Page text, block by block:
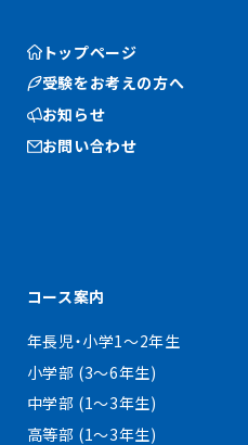
トップページ
受験をお考えの方へ
お知らせ
お問い合わせ
コース案内
年長児・小学1〜2年生
小学部 (3〜6年生)
中学部 (1〜3年生)
高等部 (1〜3年生)